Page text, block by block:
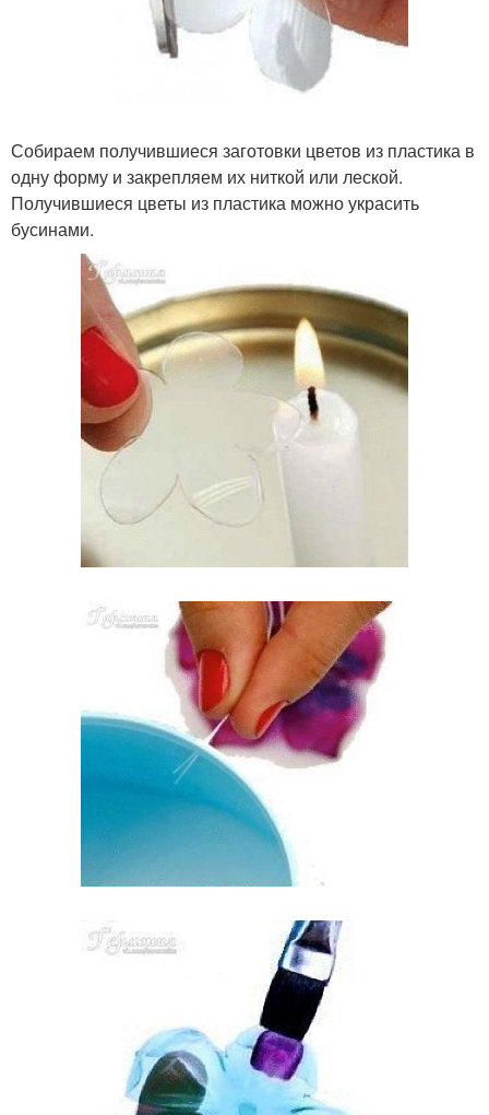
Собираем получившиеся заготовки цветов из пластика в
одну форму и закрепляем их ниткой или леской.
Получившиеся цветы из пластика можно украсить
бусинами.